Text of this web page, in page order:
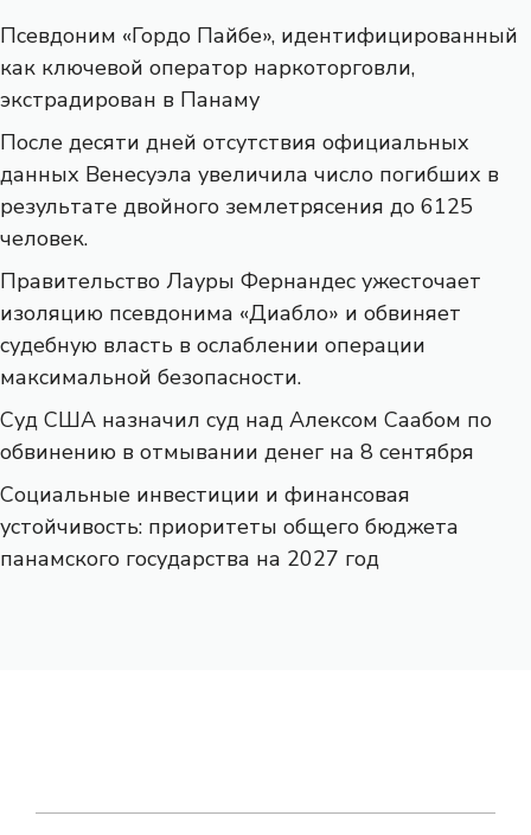
Псевдоним «Гордо Пайбе», идентифицированный
как ключевой оператор наркоторговли,
экстрадирован в Панаму
После десяти дней отсутствия официальных
данных Венесуэла увеличила число погибших в
результате двойного землетрясения до 6125
человек.
Правительство Лауры Фернандес ужесточает
изоляцию псевдонима «Диабло» и обвиняет
судебную власть в ослаблении операции
максимальной безопасности.
Суд США назначил суд над Алексом Саабом по
обвинению в отмывании денег на 8 сентября
Социальные инвестиции и финансовая
устойчивость: приоритеты общего бюджета
панамского государства на 2027 год